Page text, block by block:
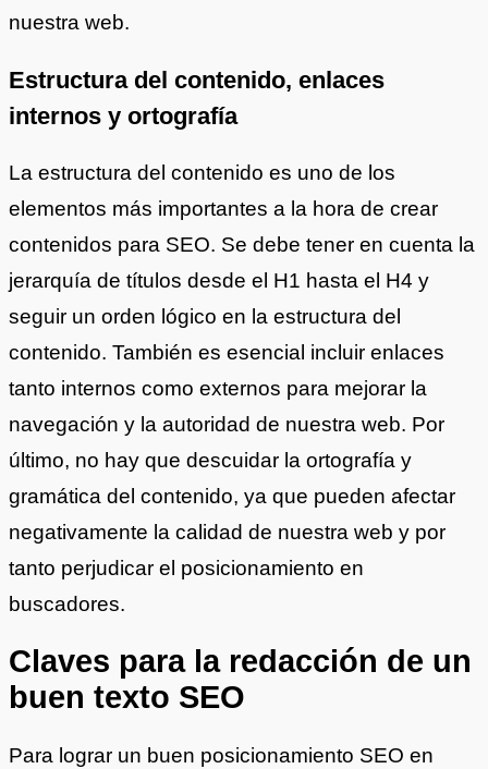
nuestra web.
Estructura del contenido, enlaces
internos y ortografía
La estructura del contenido es uno de los
elementos más importantes a la hora de crear
contenidos para SEO. Se debe tener en cuenta la
jerarquía de títulos desde el H1 hasta el H4 y
seguir un orden lógico en la estructura del
contenido. También es esencial incluir enlaces
tanto internos como externos para mejorar la
navegación y la autoridad de nuestra web. Por
último, no hay que descuidar la ortografía y
gramática del contenido, ya que pueden afectar
negativamente la calidad de nuestra web y por
tanto perjudicar el posicionamiento en
buscadores.
Claves para la redacción de un
buen texto SEO
Para lograr un buen posicionamiento SEO en